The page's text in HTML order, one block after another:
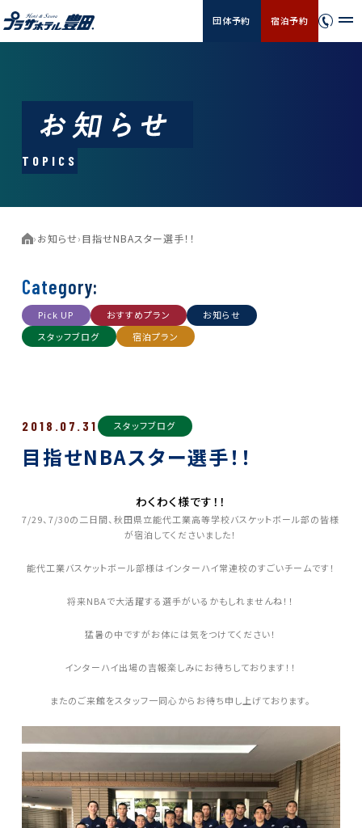
団体予約 宿泊予約
TOPICS
›お知らせ›目指せNBAスター選手！！
Category:
Pick UP おすすめプラン
お知らせ
スタッフブログ
宿泊プラン
2018.07.31 スタッフブログ
目指せNBAスター選手！！
わくわく様です！！
7/29、7/30の二日間、秋田県立能代工業高等学校バスケットボール部の皆様
が宿泊してくださいました！
能代工業バスケットボール部様はインターハイ常連校のすごいチームです！
将来NBAで大活躍する選手がいるかもしれませんね！！
猛暑の中ですがお体には気をつけてください！
インターハイ出場の吉報楽しみにお待ちしております！！
またのご来館をスタッフ一同心からお待ち申し上げております。